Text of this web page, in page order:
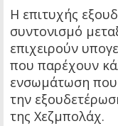
Η επιτυχής
συντονισμό
επιχειρούν
που παρέχουν
ενσωμάτωση που
την
της Χεζμπολάχ.